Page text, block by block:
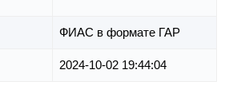
ФИАС в формате ГАР
2024-10-02 19:44:04